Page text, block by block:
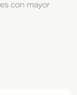
con mayor